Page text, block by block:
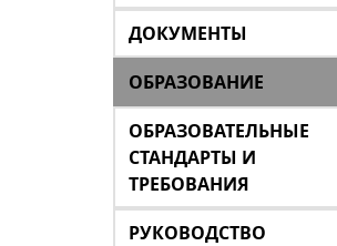
ДОКУМЕНТЫ
ОБРАЗОВАНИЕ
ОБРАЗОВАТЕЛЬНЫЕ
СТАНДАРТЫ И
ТРЕБОВАНИЯ
РУКОВОДСТВО